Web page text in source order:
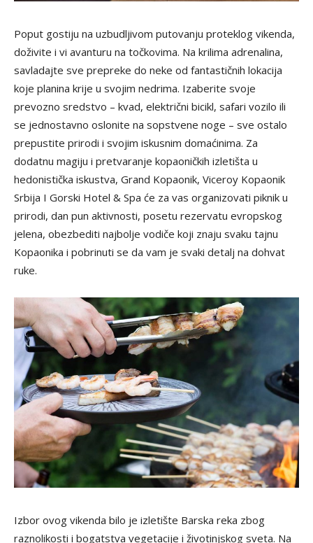
Poput gostiju na uzbudljivom putovanju proteklog vikenda,
doživite i vi avanturu na točkovima. Na krilima adrenalina,
savladajte sve prepreke do neke od fantastičnih lokacija
koje planina krije u svojim nedrima. Izaberite svoje
prevozno sredstvo – kvad, električni bicikl, safari vozilo ili
se jednostavno oslonite na sopstvene noge – sve ostalo
prepustite prirodi i svojim iskusnim domaćinima. Za
dodatnu magiju i pretvaranje kopaoničkih izletišta u
hedonistička iskustva, Grand Kopaonik, Viceroy Kopaonik
Srbija I Gorski Hotel & Spa će za vas organizovati piknik u
prirodi, dan pun aktivnosti, posetu rezervatu evropskog
jelena, obezbediti najbolje vodiče koji znaju svaku tajnu
Kopaonika i pobrinuti se da vam je svaki detalj na dohvat
ruke.
Izbor ovog vikenda bilo je izletište Barska reka zbog
raznolikosti i bogatstva vegetacije i životinjskog sveta. Na